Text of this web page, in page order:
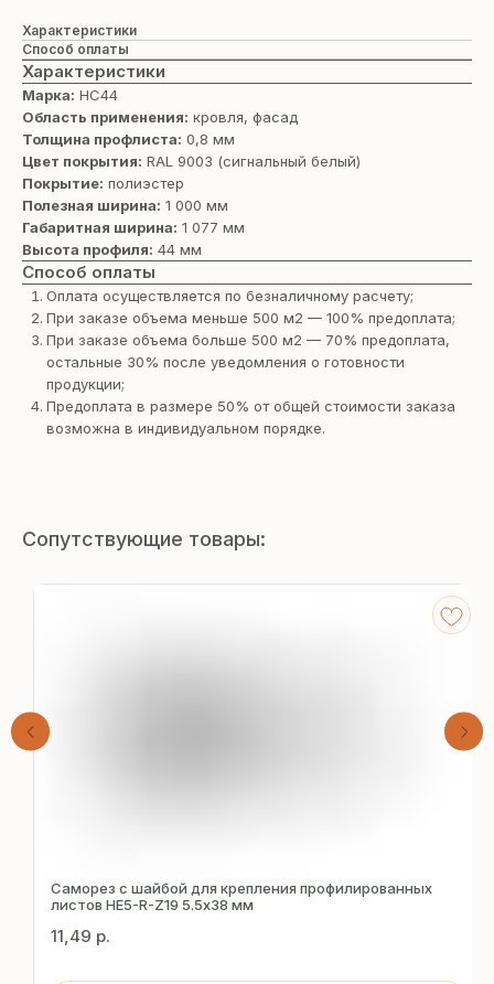
Характеристики
Способ оплаты
Характеристики
Марка: НС44
Область применения: кровля, фасад
Толщина профлиста: 0,8 мм
Цвет покрытия: RAL 9003 (сигнальный белый)
Покрытие: полиэстер
Полезная ширина: 1 000 мм
Габаритная ширина: 1 077 мм
Высота профиля: 44 мм
Способ оплаты
Оплата осуществляется по безналичному расчету;
При заказе объема меньше 500 м2 — 100% предоплата;
При заказе объема больше 500 м2 — 70% предоплата,
остальные 30% после уведомления о готовности
продукции;
Предоплата в размере 50% от общей стоимости заказа
возможна в индивидуальном порядке.
Сопутствующие товары:
Саморез с шайбой для крепления профилированных
листов HE5-R-Z19 5.5х38 мм
11,49 р.
бесплатный расчёт
за 15 минут
Отправьте заявку — и получите